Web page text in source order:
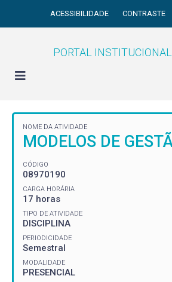
ACESSIBILIDADE CONTRASTE
PORTAL INSTITUCIONAL
NOME DA ATIVIDADE
MODELOS DE
CÓDIGO
08970190
CARGA HORÁRIA
17 horas
TIPO DE ATIVIDADE
DISCIPLINA
PERIODICIDADE
Semestral
MODALIDADE
PRESENCIAL